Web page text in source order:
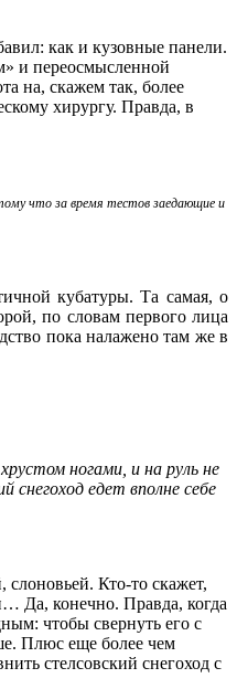
как и кузовные панели.
и переосмысленной
на, скажем так, более
хирургу. Правда, в
что за время тестов заедающие и
кубатуры. Та самая, о
по словам первого лица
пока налажено там же в
ногами, и на руль не
едет вполне себе
Кто‑то скажет,
Да, конечно. Правда, когда
чтобы свернуть его с
Плюс еще более чем
стелсовский снегоход с